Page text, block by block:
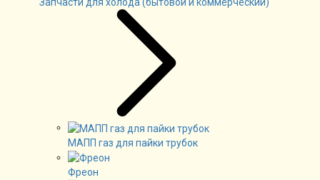
Запчасти для холода (бытовой и коммерческий)
МАПП газ для пайки трубок
Фреон